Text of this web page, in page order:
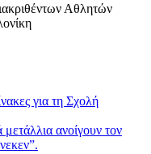
Αθλητών
για τη Σχολή
ανοίγουν τον